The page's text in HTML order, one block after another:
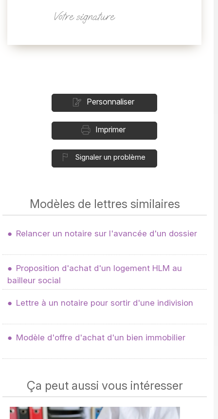
Votre signature
Personnaliser
Imprimer
Signaler un problème
Modèles de lettres similaires
Relancer un notaire sur l'avancée d'un dossier
Proposition d'achat d'un logement HLM au
bailleur social
Lettre à un notaire pour sortir d'une indivision
Modèle d'offre d'achat d'un bien immobilier
Ça peut aussi vous intéresser